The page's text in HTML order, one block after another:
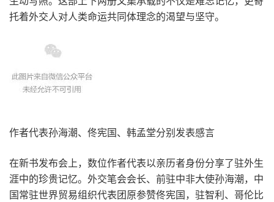
托着外交人对人类命运共同体理念的渴望与坚守。
作者代表孙海潮、佟宪国、韩孟堂分别发表感言
在新书发布会上，数位作者代表以亲历者身份分享了驻外生
涯中的珍贵记忆。外交笔会会长、前驻中非大使孙海潮，中
国常驻世界贸易组织代表团原参赞佟宪国，驻智利、哥伦比